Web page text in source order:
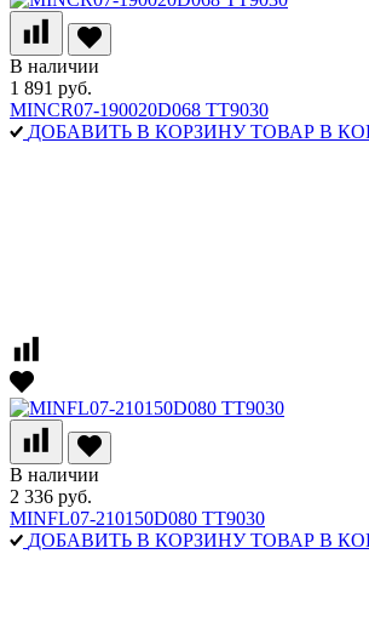
В наличии
1 891 руб.
MINCR07-190020D068 TT9030
ДОБАВИТЬ В КОРЗИНУ ТОВАР В
В наличии
2 336 руб.
MINFL07-210150D080 TT9030
ДОБАВИТЬ В КОРЗИНУ ТОВАР В